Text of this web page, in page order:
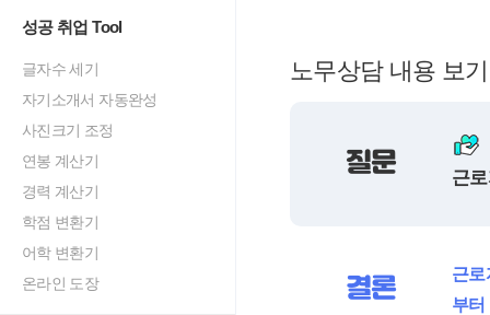
성공 취업 Tool
글자수 세기
자기소개서 자동완성
사진크기 조정
연봉 계산기
경력 계산기
학점 변환기
어학 변환기
온라인 도장
노무상담 내용 보기
질문 근
결론
근로
부터